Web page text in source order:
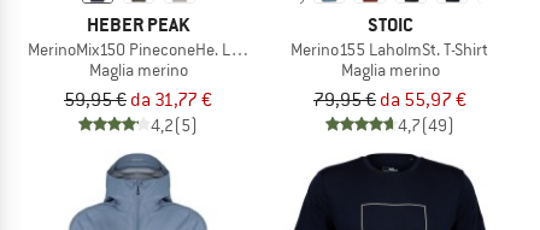
HEBER PEAK
MerinoMix150 PineconeHe. Logo T-Shirt
Maglia merino
59,95 € da 31,77 €
4,2(5)
STOIC
Merino155 LaholmSt. T-Shirt
Maglia merino
79,95 € da 55,97 €
4,7(49)